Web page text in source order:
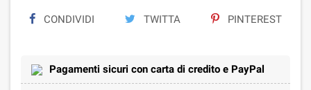
CONDIVIDI TWITTA PINTEREST
Pagamenti sicuri con carta di credito e PayPal